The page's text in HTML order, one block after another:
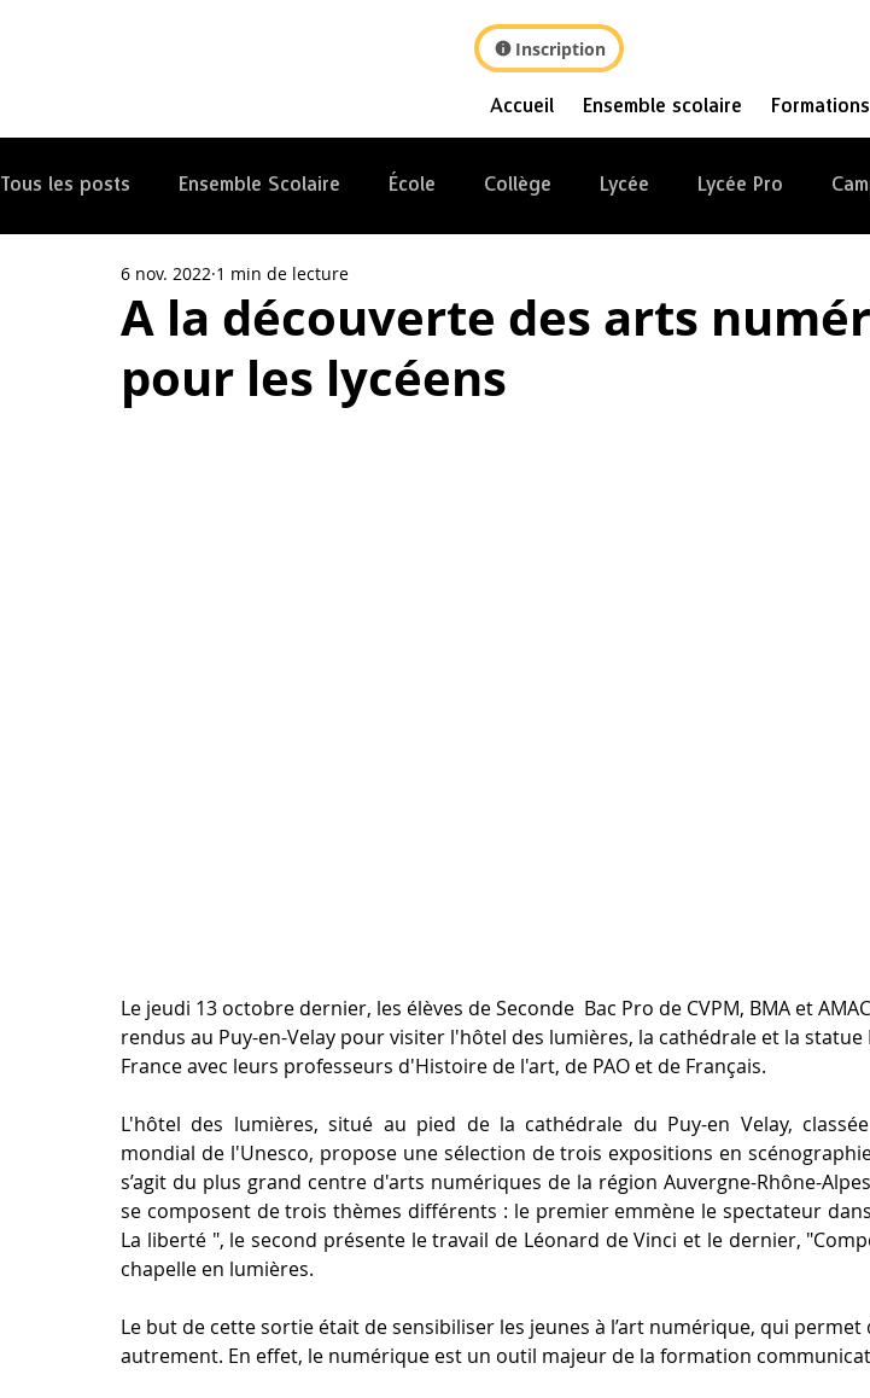
Inscription
Accueil Ensemble scolaire Formations
Tous les posts Ensemble Scolaire École Collège Lycée Lycée Pro
A la découverte des arts
pour les lycéens
6 nov. 2022 1 min de lecture
Le jeudi 13 octobre dernier, les élèves de Seconde  Bac Pro de CVPM, BMA et
rendus au Puy-en-Velay pour visiter l'hôtel des lumières, la cathédrale et la
France avec leurs professeurs d'Histoire de l'art, de PAO et de Français.
L'hôtel des lumières, situé au pied de la cathédrale du Puy-en Velay,
mondial de l'Unesco, propose une sélection de trois expositions en
s’agit du plus grand centre d'arts numériques de la région Auvergne-Rhône-
se composent de trois thèmes différents : le premier emmène le spectateur
La liberté ", le second présente le travail de Léonard de Vinci et le dernier,
chapelle en lumières.
Le but de cette sortie était de sensibiliser les jeunes à l’art numérique, qui permet
autrement. En effet, le numérique est un outil majeur de la formation